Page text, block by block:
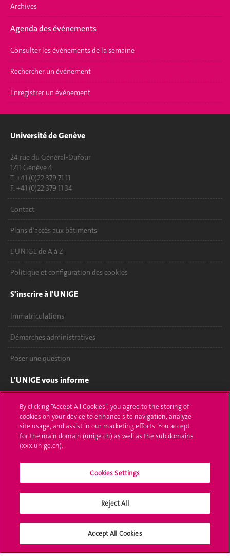
Archives
Agenda des événements
Consulter les événements de la semaine
Rechercher un événement
Enregistrer un événement
Université de Genève
24 rue du Général-Dufour
1211 Genève 4
T. +41 (0)22 379 71 11
F. +41 (0)22 379 11 34
Contact
Plans d'accès aux bâtiments
L'UNIGE de A à Z
Politique et configuration des cookies
S'inscrire à l'UNIGE
Immatriculations
Démarches administratives
Poser une question
L'UNIGE vous informe
UNIGE Mobile
Médias
Offres d'emploi
Bibliothèque
Calendrier académique
Accréditation
By clicking “Accept All Cookies”, you agree to the storing of
cookies on your device to enhance site navigation, analyze
site usage, and assist in our marketing efforts. You accept
for the main domain (unige.ch) as well as the sub domains
(xxx.unige.ch).
Cookies Settings
Reject All
Accept All Cookies